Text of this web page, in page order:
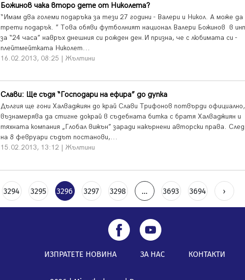
Божинов чака второ дете от Николета?
“Имам два големи подаръка за тези 27 години - Валери и Никол. А може да
трети подарък. ” Това обяви футболният национал Валери Божинов в
за “24 часа” навръх днешния си рожден ден.И призна, че с любимата си -
плейтмейтката Николет...
16.02.2013, 08:25 | Жълтини
Слави: Ще съдя “Господари на ефира” до дупка
Дългия ще гони Халваджиян до край Слави Трифонов потвърди
възнамерява да стигне докрай в съдебната битка с братя Халваджиян и
тяхната компания „Глобал вижън” заради накърнени авторски права.
на 8 февруари съдът постанови,...
15.02.2013, 13:12 | Жълтини
3294 3295 3296 3297 3298 ... 3693 3694 ›
ИЗПРАТЕТЕ НОВИНА ЗА НАС КОНТАКТИ